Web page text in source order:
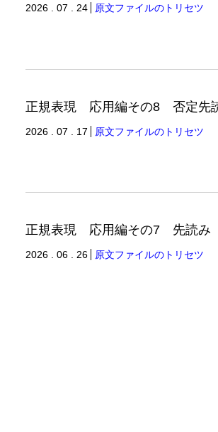
2026 . 07 . 24 原文ファイルのトリセツ
正規表現 応用編その8 否定先
2026 . 07 . 17 原文ファイルのトリセツ
正規表現 応用編その7 先読み
2026 . 06 . 26 原文ファイルのトリセツ